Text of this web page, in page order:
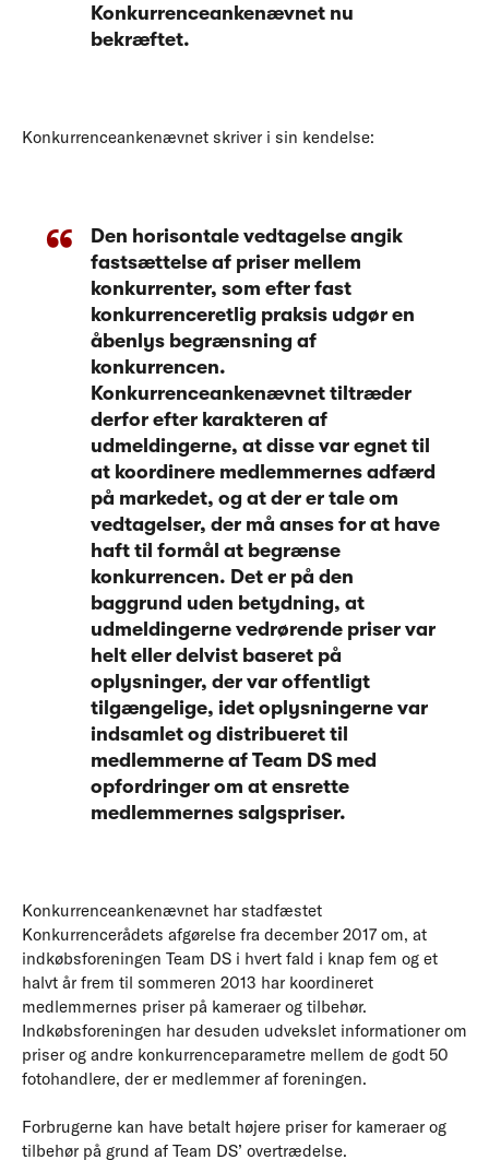
Konkurrenceankenævnet nu
bekræftet.
Konkurrenceankenævnet skriver i sin kendelse:
Den horisontale vedtagelse angik
fastsættelse af priser mellem
konkurrenter, som efter fast
konkurrenceretlig praksis udgør en
åbenlys begrænsning af
konkurrencen.
Konkurrenceankenævnet tiltræder
derfor efter karakteren af
udmeldingerne, at disse var egnet til
at koordinere medlemmernes adfærd
på markedet, og at der er tale om
vedtagelser, der må anses for at have
haft til formål at begrænse
konkurrencen. Det er på den
baggrund uden betydning, at
udmeldingerne vedrørende priser var
helt eller delvist baseret på
oplysninger, der var offentligt
tilgængelige, idet oplysningerne var
indsamlet og distribueret til
medlemmerne af Team DS med
opfordringer om at ensrette
medlemmernes salgspriser.
Konkurrenceankenævnet har stadfæstet
Konkurrencerådets afgørelse fra december 2017 om, at
indkøbsforeningen Team DS i hvert fald i knap fem og et
halvt år frem til sommeren 2013 har koordineret
medlemmernes priser på kameraer og tilbehør.
Indkøbsforeningen har desuden udvekslet informationer om
priser og andre konkurrenceparametre mellem de godt 50
fotohandlere, der er medlemmer af foreningen.
Forbrugerne kan have betalt højere priser for kameraer og
tilbehør på grund af Team DS’ overtrædelse.